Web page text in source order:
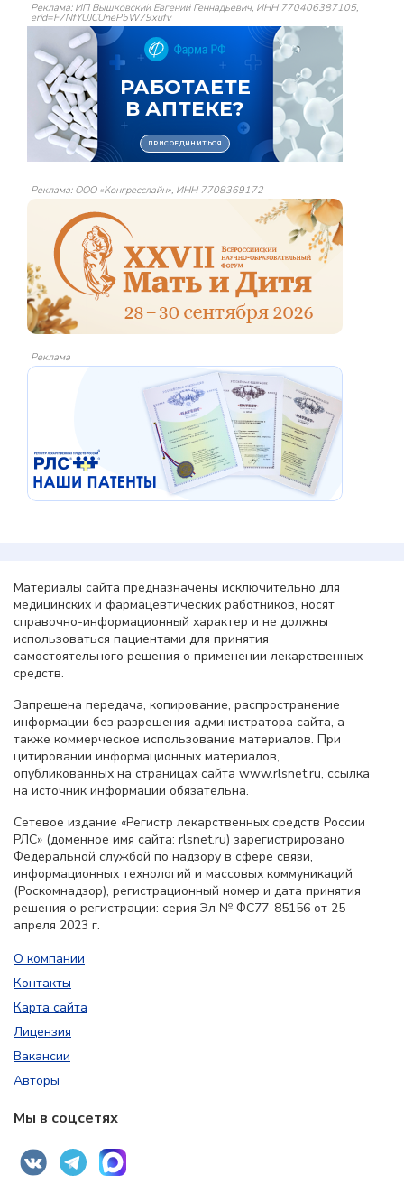
Реклама: ИП Вышковский Евгений Геннадьевич, ИНН 770406387105,
erid=F7NfYUJCUneP5W79xufv
Реклама: ООО «Конгресслайн», ИНН 7708369172
Реклама
Материалы сайта предназначены исключительно для
медицинских и фармацевтических работников, носят
справочно-информационный характер и не должны
использоваться пациентами для принятия
самостоятельного решения о применении лекарственных
средств.
Запрещена передача, копирование, распространение
информации без разрешения администратора сайта, а
также коммерческое использование материалов. При
цитировании информационных материалов,
опубликованных на страницах сайта www.rlsnet.ru, ссылка
на источник информации обязательна.
Сетевое издание «Регистр лекарственных средств России
РЛС» (доменное имя сайта: rlsnet.ru) зарегистрировано
Федеральной службой по надзору в сфере связи,
информационных технологий и массовых коммуникаций
(Роскомнадзор), регистрационный номер и дата принятия
решения о регистрации: серия Эл № ФС77-85156 от 25
апреля 2023 г.
О компании
Контакты
Карта сайта
Лицензия
Вакансии
Авторы
Мы в соцсетях